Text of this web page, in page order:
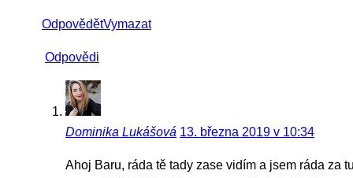
OdpovědětVymazat
Odpovědi
Dominika Lukášová 13. března 2019 v 10:34
Ahoj Baru, ráda tě tady zase vidím a jsem ráda za